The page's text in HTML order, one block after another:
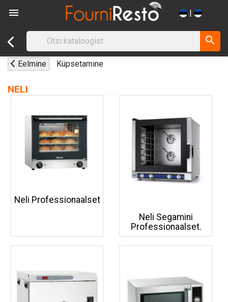
 |
search
Eelmine Küpsetamine
NELI
Neli Professionaalset
Neli Segamini
Professionaalset.